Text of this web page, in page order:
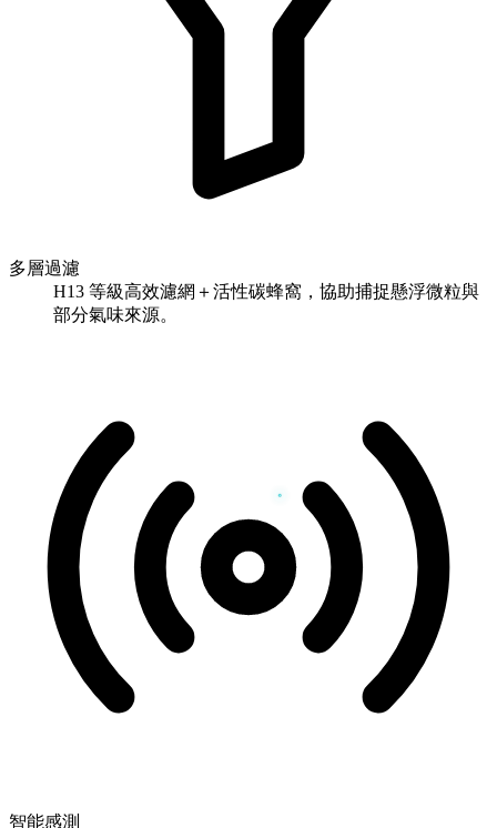
多層過濾
H13 等級高效濾網＋活性碳蜂窩，協助捕捉懸浮微粒與
部分氣味來源。
智能感測